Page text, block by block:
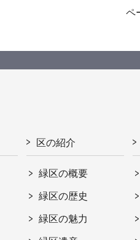
ペ
区の紹介
緑区の概要
緑区の歴史
緑区の魅力